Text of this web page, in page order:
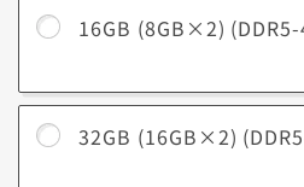
最新ゲームを高設定でプレ
ソフト（3DCG制作、4K動
64GB
4K以上の動画編集、複雑な
ム開発などのプロフェッシ
16GB (8GB×2)
32GB (16GB×2)